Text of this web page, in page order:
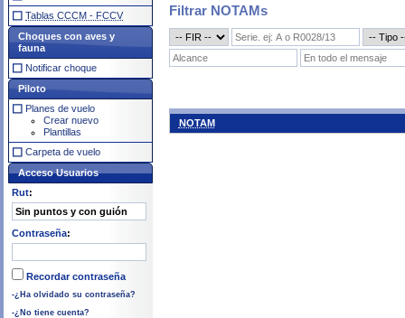
Filtrar NOTAMs
NOTAM
Tablas CCCM - FCCV
Choques con aves y
fauna
Notificar choque
Piloto
Planes de vuelo
Crear nuevo
Plantillas
Carpeta de vuelo
Acceso Usuarios
Rut:
Contraseña:
Recordar contraseña
-¿Ha olvidado su contraseña?
-¿No tiene cuenta?